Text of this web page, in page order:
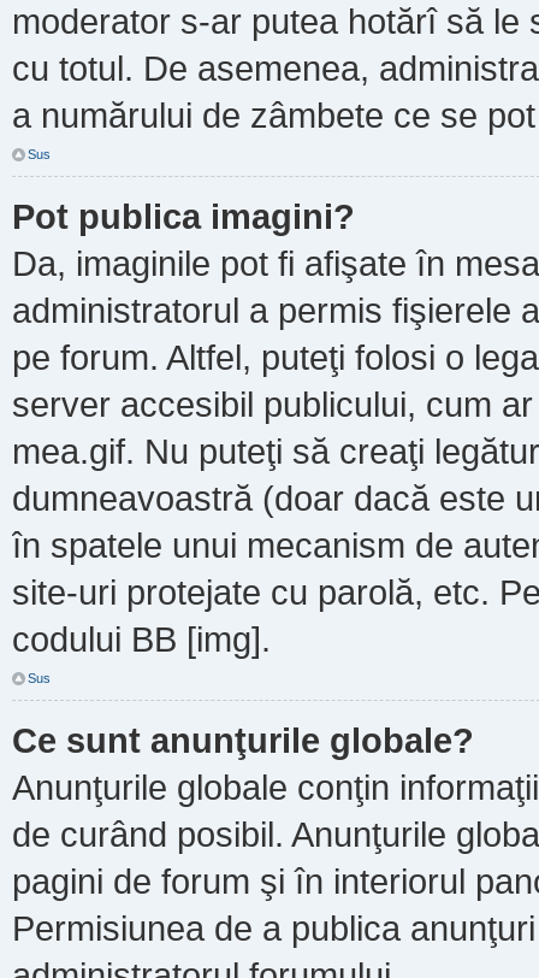
moderator s-ar putea hotărî să
cu totul. De asemenea,
a numărului de zâmbete ce se
Sus
Pot publica imagini?
Da, imaginile pot fi afişate în
administratorul a permis fişierele
pe forum. Altfel, puteţi folosi o
server accesibil publicului, cum
mea.gif. Nu puteţi să creaţi
dumneavoastră (doar dacă este
în spatele unui mecanism de
site-uri protejate cu parolă, etc.
codului BB [img].
Sus
Ce sunt anunţurile globale?
Anunţurile globale conţin
de curând posibil. Anunţurile
pagini de forum şi în interiorul
Permisiunea de a publica